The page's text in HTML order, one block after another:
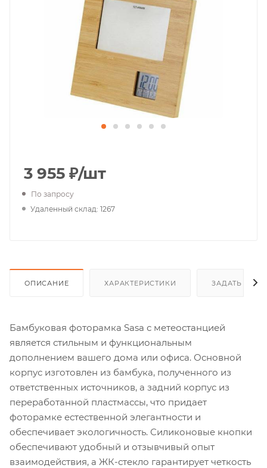
3 955 ₽/шт
По запросу
Удаленный склад: 1267
ОПИСАНИЕ ХАРАКТЕРИСТИКИ ЗАДАТЬ
Бамбуковая фоторамка Sasa с метеостанцией
является стильным и функциональным
дополнением вашего дома или офиса. Основной
корпус изготовлен из бамбука, полученного из
ответственных источников, а задний корпус из
переработанной пластмассы, что придает
фоторамке естественной элегантности и
обеспечивает экологичность. Силиконовые кнопки
обеспечивают удобный и отзывчивый опыт
взаимодействия, а ЖК-стекло гарантирует четкость